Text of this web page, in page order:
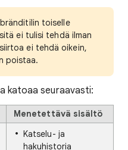
toiselle
ei tulisi tehdä ilman
ei tehdä oikein,
poistaa.
katoaa seuraavasti:
Menetettävä sisältö
Katselu- ja
hakuhistoria